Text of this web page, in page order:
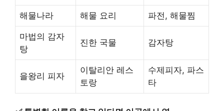
해물나라 해물 요리 파전, 해물찜
마법의 감자
탕
진한 국물 감자탕
을왕리 피자
이탈리안 레스
토랑
수제피자, 파스
타